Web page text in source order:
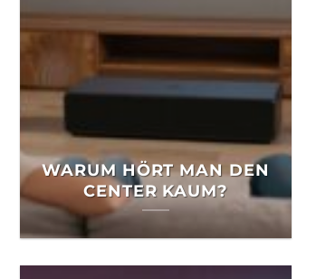
WARUM HÖRT MAN DEN
CENTER KAUM?